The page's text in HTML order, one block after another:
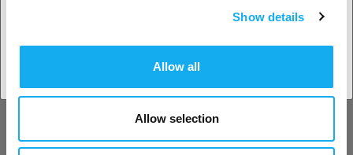
Show details
Allow all
Allow selection
2 295,00SEK
-32%
12 495,00 SEK 8 495,00SEK